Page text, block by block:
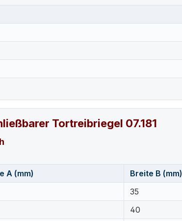
Tortreibriegel 07.181
A (mm) Breite B (mm)
35
40